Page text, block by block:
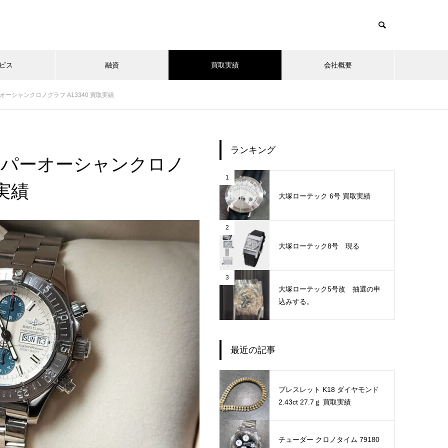
ス 融資 買取実績 会社概要
ーシャンクロノグラフ A13340 買取実績
ーオーシャンクロノ
績
ランキング
1
大塚ローテック 6号 買取実績
2
大塚ローテック8号 現る
3
大塚ローテック5号改 抽選の申
込みする。
最近の記事
ブレスレット K18 ダイヤモンド
2.43ct 27.7ｇ 買取実績
チューダー クロノタイム 79180